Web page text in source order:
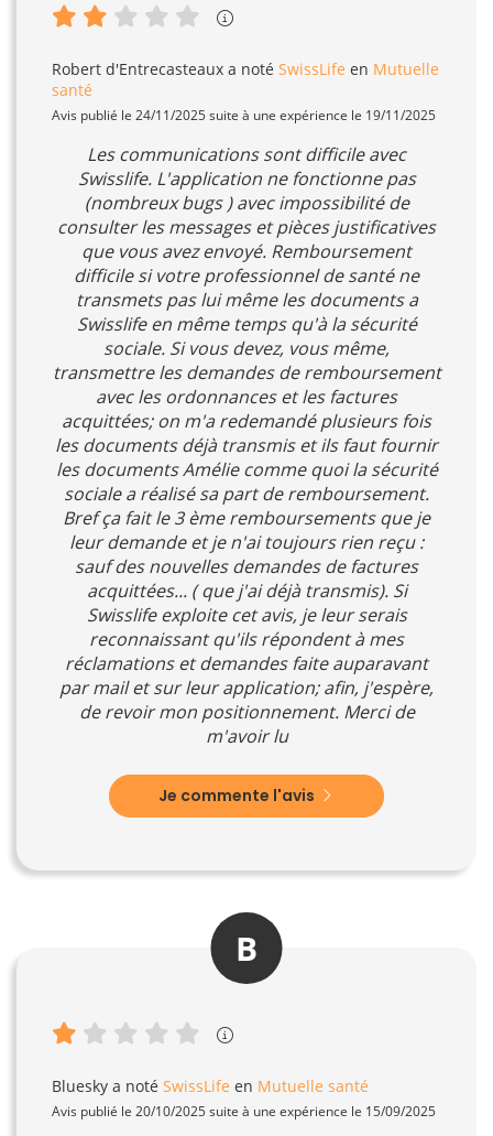
Robert d'Entrecasteaux a noté SwissLife en Mutuelle
santé
Avis publié le 24/11/2025 suite à une expérience le 19/11/2025
Les communications sont difficile avec
Swisslife. L'application ne fonctionne pas
(nombreux bugs ) avec impossibilité de
consulter les messages et pièces justificatives
que vous avez envoyé. Remboursement
difficile si votre professionnel de santé ne
transmets pas lui même les documents a
Swisslife en même temps qu'à la sécurité
sociale. Si vous devez, vous même,
transmettre les demandes de remboursement
avec les ordonnances et les factures
acquittées; on m'a redemandé plusieurs fois
les documents déjà transmis et ils faut fournir
les documents Amélie comme quoi la sécurité
sociale a réalisé sa part de remboursement.
Bref ça fait le 3 ème remboursements que je
leur demande et je n'ai toujours rien reçu :
sauf des nouvelles demandes de factures
acquittées... ( que j'ai déjà transmis). Si
Swisslife exploite cet avis, je leur serais
reconnaissant qu'ils répondent à mes
réclamations et demandes faite auparavant
par mail et sur leur application; afin, j'espère,
de revoir mon positionnement. Merci de
m'avoir lu
Je commente l'avis
B
Bluesky a noté SwissLife en Mutuelle santé
Avis publié le 20/10/2025 suite à une expérience le 15/09/2025